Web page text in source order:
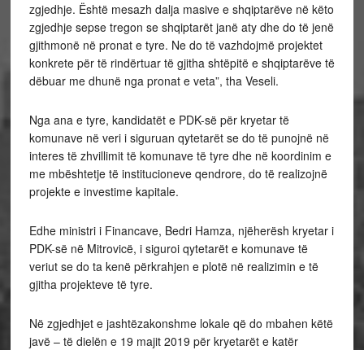
zgjedhje. Është mesazh dalja masive e shqiptarëve në këto
zgjedhje sepse tregon se shqiptarët janë aty dhe do të jenë
gjithmonë në pronat e tyre. Ne do të vazhdojmë projektet
konkrete për të rindërtuar të gjitha shtëpitë e shqiptarëve të
dëbuar me dhunë nga pronat e veta”, tha Veseli.
Nga ana e tyre, kandidatët e PDK-së për kryetar të
komunave në veri i siguruan qytetarët se do të punojnë në
interes të zhvillimit të komunave të tyre dhe në koordinim e
me mbështetje të institucioneve qendrore, do të realizojnë
projekte e investime kapitale.
Edhe ministri i Financave, Bedri Hamza, njëherësh kryetar i
PDK-së në Mitrovicë, i siguroi qytetarët e komunave të
veriut se do ta kenë përkrahjen e plotë në realizimin e të
gjitha projekteve të tyre.
Në zgjedhjet e jashtëzakonshme lokale që do mbahen këtë
javë – të dielën e 19 majit 2019 për kryetarët e katër